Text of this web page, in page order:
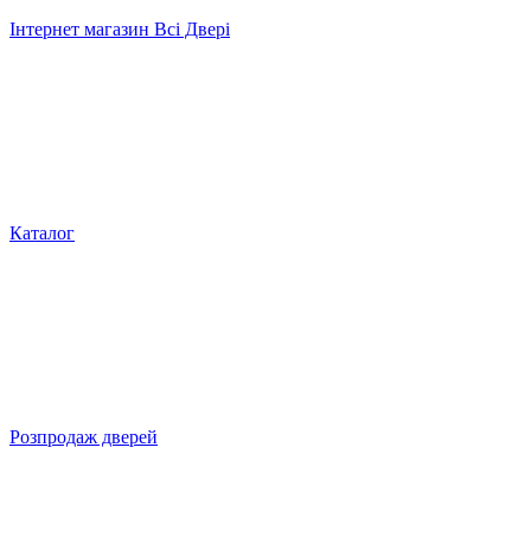
Інтернет магазин Всі Двері
Каталог
Розпродаж дверей